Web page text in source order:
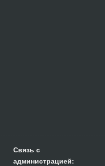
Связь с
администрацией: